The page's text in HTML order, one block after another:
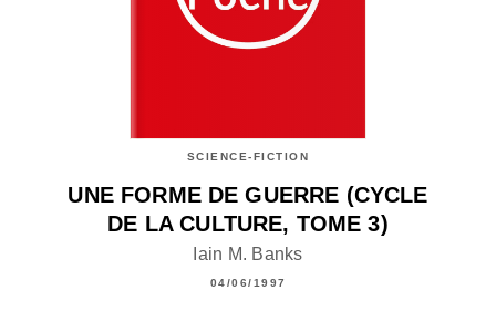
SCIENCE-FICTION
UNE FORME DE GUERRE (CYCLE
DE LA CULTURE, TOME 3)
Iain M. Banks
04/06/1997